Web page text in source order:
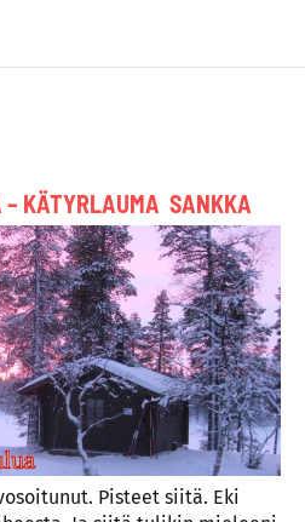
– KÄTYRLAUMA SANKKA
Pisteet siitä. Eki